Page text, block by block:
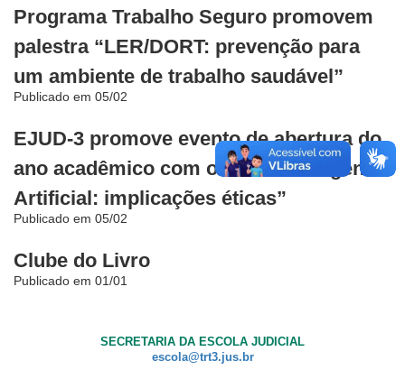
Programa Trabalho Seguro promovem
palestra “LER/DORT: prevenção para
um ambiente de trabalho saudável”
Publicado em 05/02
EJUD-3 promove evento de abertura do
ano acadêmico com o tema “Inteligência
Artificial: implicações éticas”
Publicado em 05/02
Clube do Livro
Publicado em 01/01
SECRETARIA DA ESCOLA JUDICIAL
escola@trt3.jus.br